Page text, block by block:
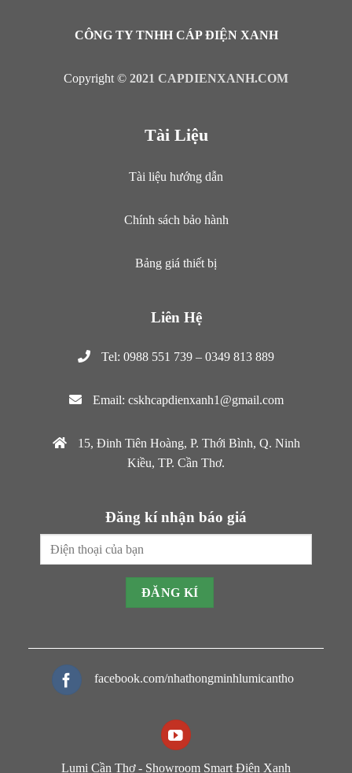
CÔNG TY TNHH CÁP ĐIỆN XANH
Copyright © 2021 CAPDIENXANH.COM
Tài Liệu
Tài liệu hướng dẫn
Chính sách bảo hành
Bảng giá thiết bị
Liên Hệ
Tel: 0988 551 739 – 0349 813 889
Email: cskhcapdienxanh1@gmail.com
15, Đinh Tiên Hoàng, P. Thới Bình, Q. Ninh
Kiều, TP. Cần Thơ.
Đăng kí nhận báo giá
facebook.com/nhathongminhlumicantho
Lumi Cần Thơ - Showroom Smart Điện Xanh